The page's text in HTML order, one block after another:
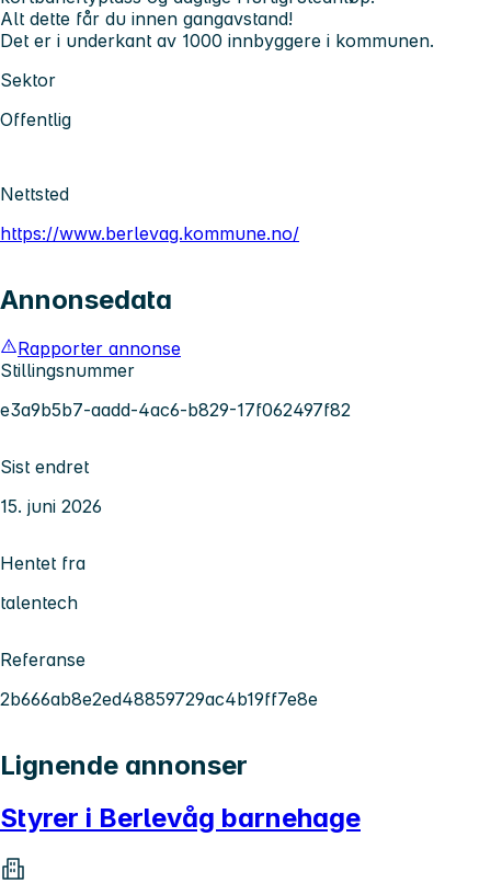
Alt dette får du innen gangavstand!
Det er i underkant av 1000 innbyggere i kommunen.
Sektor
Offentlig
Nettsted
https://www.berlevag.kommune.no/
Annonsedata
Rapporter annonse
Stillingsnummer
e3a9b5b7-aadd-4ac6-b829-17f062497f82
Sist endret
15. juni 2026
Hentet fra
talentech
Referanse
2b666ab8e2ed48859729ac4b19ff7e8e
Lignende annonser
Styrer i Berlevåg barnehage